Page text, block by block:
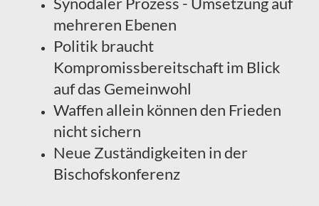
mehreren Ebenen
Politik braucht
Kompromissbereitschaft im Blick
auf das Gemeinwohl
Waffen allein können den Frieden
nicht sichern
Neue Zuständigkeiten in der
Bischofskonferenz